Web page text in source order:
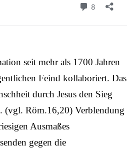
seit mehr als 1700 Jahren
Feind kollaboriert. Das
durch Jesus den Sieg
(vgl. Röm.16,20) Verblendung
Ausmaßes
gegen die